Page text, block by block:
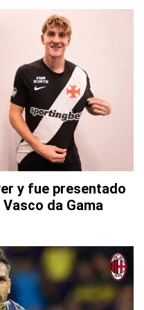
y fue presentado
da Gama